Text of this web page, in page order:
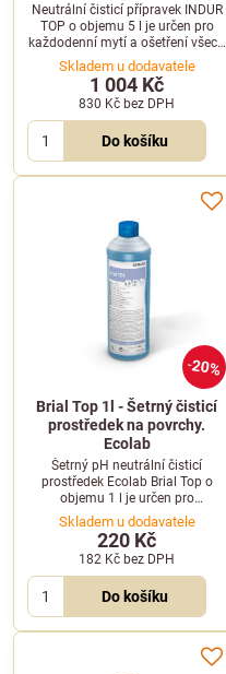
Neutrální čisticí přípravek INDUR
TOP o objemu 5 l je určen pro
každodenní mytí a ošetření všech
omyvatelných, lesklých a disperzí
ošetřených podlahových krytin.
Účinně čistí a zanechává svěží
vůni.
Skladem u dodavatele
1 004 Kč
830 Kč bez DPH
Do košíku
20%
Brial Top 1l - Šetrný čisticí
prostředek na povrchy.
Ecolab
Šetrný pH neutrální čisticí
prostředek Ecolab Brial Top o
objemu 1 l je určen pro
každodenní mytí všech
omyvatelných materiálů a
podlah.
Skladem u dodavatele
220 Kč
182 Kč bez DPH
Do košíku